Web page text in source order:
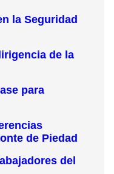
la Seguridad
de la
para
de Piedad
del